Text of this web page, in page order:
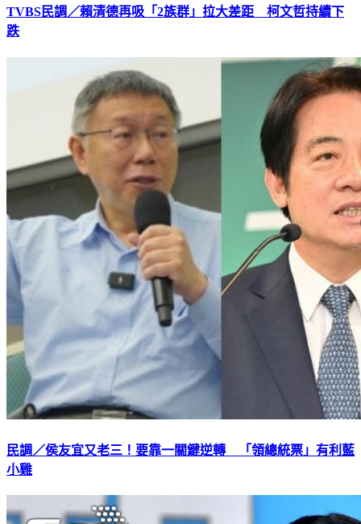
TVBS民調／賴清德再吸「2族群」拉大差距 柯文哲持續下
跌
民調／侯友宜又老三！要靠一關鍵逆轉 「領總統票」有利藍
小雞